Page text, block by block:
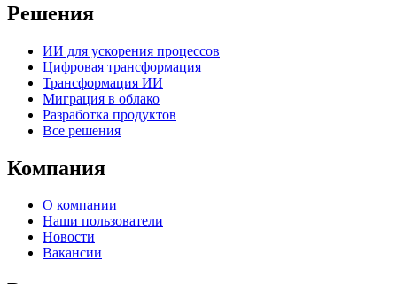
Решения
ИИ для ускорения процессов
Цифровая трансформация
Трансформация ИИ
Миграция в облако
Разработка продуктов
Все решения
Компания
О компании
Наши пользователи
Новости
Вакансии